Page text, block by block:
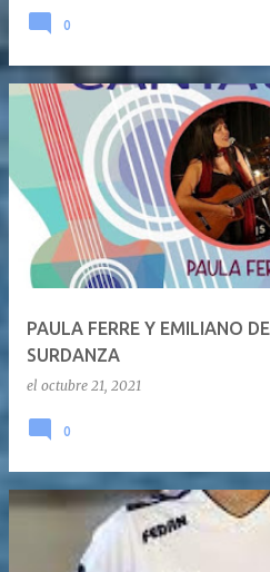
0
PAULA FERRE Y EMILIANO
SURDANZA
el octubre 21, 2021
0